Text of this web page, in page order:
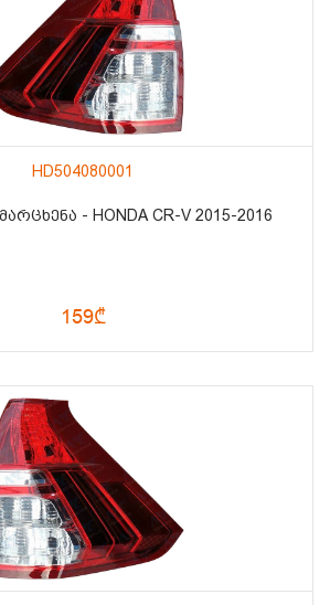
HD504080001
- HONDA CR-V 2015-2016
159₾